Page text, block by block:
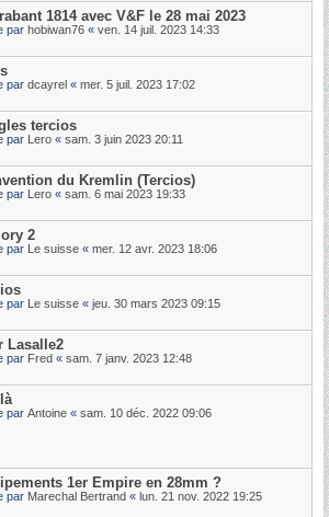
1814 avec V&F le 28 mai 2023
par hobiwan76 « ven. 14 juil. 2023 14:33
par dcayrel « mer. 5 juil. 2023 17:02
tercios
par Lero « sam. 3 juin 2023 20:11
du Kremlin (Tercios)
par Lero « sam. 6 mai 2023 19:33
2
par Le suisse « mer. 12 avr. 2023 18:06
par Le suisse « jeu. 30 mars 2023 09:15
Lasalle2
par Fred « sam. 7 janv. 2023 12:48
par Antoine « sam. 10 déc. 2022 09:06
1er Empire en 28mm ?
par Marechal Bertrand « lun. 21 nov. 2022 19:25